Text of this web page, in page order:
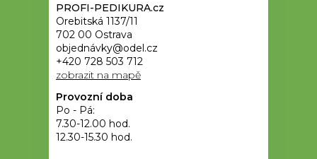
PROFI-PEDIKURA.cz
Orebitská 1137/11
702 00 Ostrava
objednávky@odel.cz
+420 728 503 712
zobrazit na mapě
Provozní doba
Po - Pá:
7.30-12.00 hod.
12.30-15.30 hod.